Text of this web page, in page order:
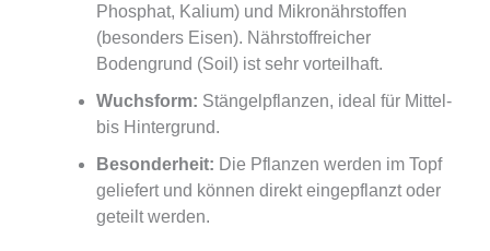
Phosphat, Kalium) und Mikronährstoffen
(besonders Eisen). Nährstoffreicher
Bodengrund (Soil) ist sehr vorteilhaft.
Wuchsform: Stängelpflanzen, ideal für Mittel-
bis Hintergrund.
Besonderheit: Die Pflanzen werden im Topf
geliefert und können direkt eingepflanzt oder
geteilt werden.